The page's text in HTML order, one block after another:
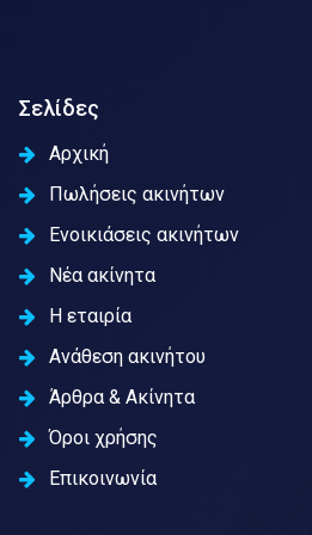
Σελίδες
Αρχική
Πωλήσεις ακινήτων
Ενοικιάσεις ακινήτων
Νέα ακίνητα
Η εταιρία
Ανάθεση ακινήτου
Άρθρα & Ακίνητα
Όροι χρήσης
Επικοινωνία